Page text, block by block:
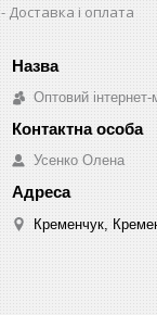
Доставка і оплата
Оптовий
Усенко Олена
Кременчук,